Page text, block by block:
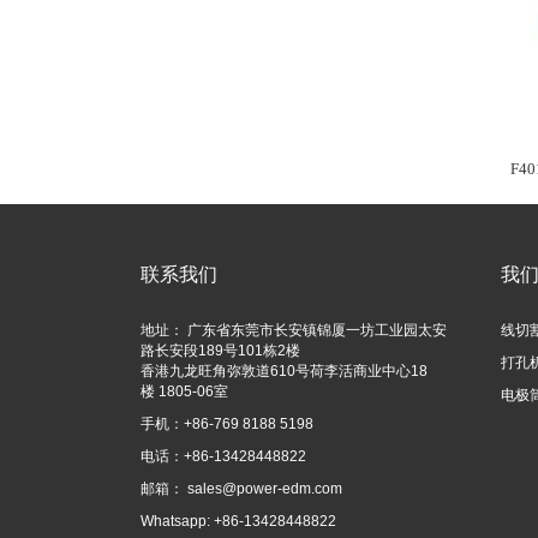
联系我们
地址： 广东省东莞市长安镇锦厦一坊工业园太安
路长安段189号101栋2楼
香港九龙旺角弥敦道610号荷李活商业中心18
楼 1805-06室
手机：+86-769 8188 5198
电话：+86-13428448822
邮箱： sales@power-edm.com
Whatsapp: +86-13428448822
我
线切
打孔
电极